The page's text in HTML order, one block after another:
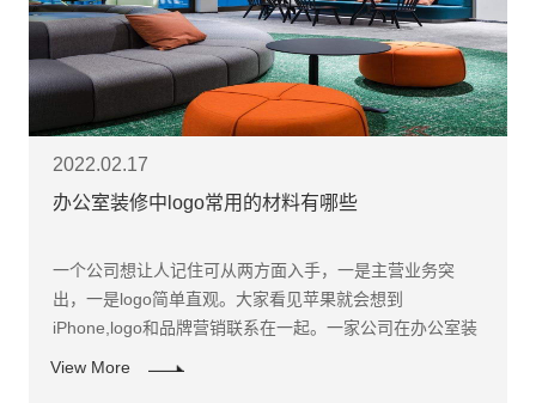
2022.02.17
办公室装修中logo常用的材料有哪些
一个公司想让人记住可从两方面入手，一是主营业务突
出，一是logo简单直观。大家看见苹果就会想到
iPhone,logo和品牌营销联系在一起。一家公司在办公室装
View More